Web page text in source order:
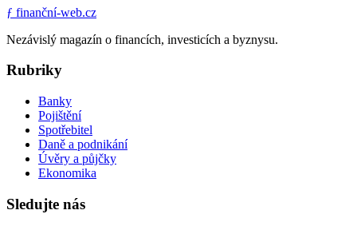
ƒ finanční-web.cz
Nezávislý magazín o financích, investicích a byznysu.
Rubriky
Banky
Pojištění
Spotřebitel
Daně a podnikání
Úvěry a půjčky
Ekonomika
Sledujte nás